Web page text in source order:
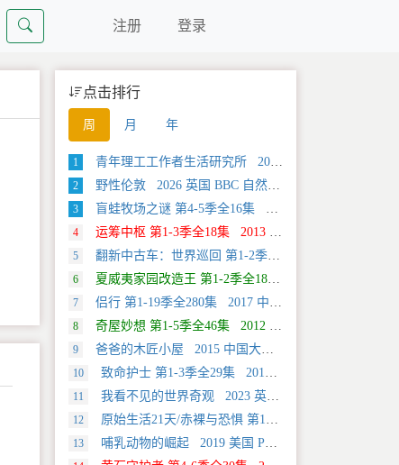
注册 登录
点击排行
周 月 年
1 青年理工工作者生活研究所 2022 中国大陆 社会生活类纪录片
2 野性伦敦 2026 英国 BBC 自然类纪录片
3 盲蛙牧场之谜 第4-5季全16集 2025 美国 Discovery 探索类纪录片
4 运筹中枢 第1-3季全18集 2013 美国 Discovery 科学类纪录片
5 翻新中古车：世界巡回 第1-2季全20集 2025 美国 Discovery 真人秀&舞台类纪录片
6 夏威夷家园改造王 第1-2季全18集 2024 美国 HGTV 真人秀&舞台类纪录片
7 侣行 第1-19季全280集 2017 中国大陆 旅行类纪录片
8 奇屋妙想 第1-5季全46集 2012 美国 HGTV 真人秀&舞台类纪录片
9 爸爸的木匠小屋 2015 中国大陆 社会生活类纪录片
10 致命护士 第1-3季全29集 2016 英国 传记类纪录片
11 我看不见的世界奇观 2023 英国 旅行类纪录片
12 原始生活21天/赤裸与恐惧 第18季全12集 2025 美国 Discovery 真人秀&舞台类纪录片
13 哺乳动物的崛起 2019 美国 PBS 自然类纪录片